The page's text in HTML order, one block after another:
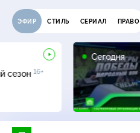
ЭФИР СТИЛЬ СЕРИАЛ ПРАВО
сезон 16+
Сегодня